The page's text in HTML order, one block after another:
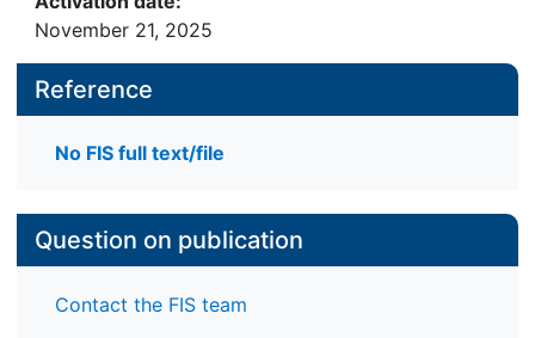
November 21, 2025
Reference
No FIS full text/file
Question on publication
Contact the FIS team